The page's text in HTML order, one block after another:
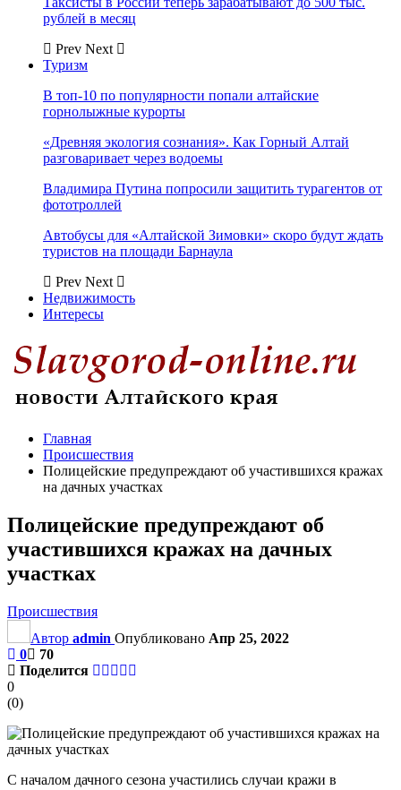
рублей в месяц
Prev Next
Туризм
В топ-10 по популярности попали алтайские
горнолыжные курорты
«Древняя экология сознания». Как Горный Алтай
разговаривает через водоемы
Владимира Путина попросили защитить турагентов от
фототроллей
Автобусы для «Алтайской Зимовки» скоро будут ждать
туристов на площади Барнаула
Prev Next
Недвижимость
Интересы
Главная
Происшествия
Полицейские предупреждают об участившихся кражах
на дачных участках
Полицейские предупреждают об
участившихся кражах на дачных
участках
Происшествия
Автор admin Опубликовано Апр 25, 2022
0
70
Поделится
0
(0)
С началом дачного сезона участились случаи кражи в